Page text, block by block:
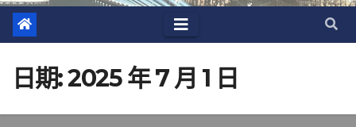
日期:2025 年 7 月 1 日